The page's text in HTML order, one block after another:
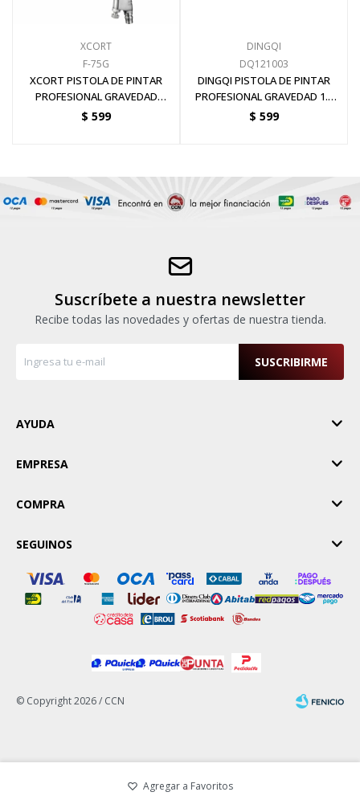
XCORT
F-75G
XCORT PISTOLA DE PINTAR
PROFESIONAL GRAVEDAD
1.5MM 2.5 BAR TANQUE 250ML
$ 599
DINGQI
DQ121003
DINGQI PISTOLA DE PINTAR
PROFESIONAL GRAVEDAD 1.5
MM 50PSI TANQUE 600 ML
$ 599
Suscríbete a nuestra newsletter
Recibe todas las novedades y ofertas de nuestra tienda.
SUSCRIBIRME
AYUDA
EMPRESA
COMPRA
SEGUINOS
© Copyright 2026 / CCN